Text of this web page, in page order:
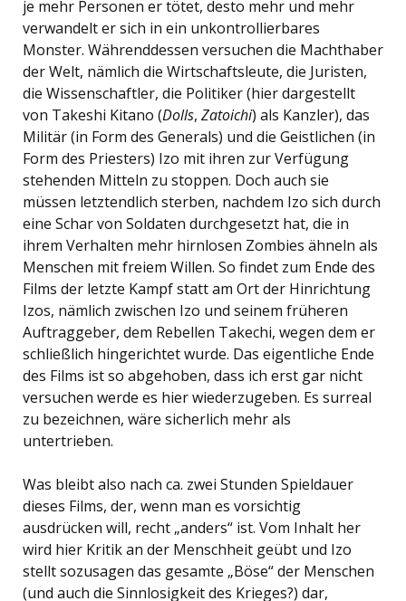
je mehr Personen er tötet, desto mehr und mehr
verwandelt er sich in ein unkontrollierbares
Monster. Währenddessen versuchen die Machthaber
der Welt, nämlich die Wirtschaftsleute, die Juristen,
die Wissenschaftler, die Politiker (hier dargestellt
von Takeshi Kitano (Dolls, Zatoichi) als Kanzler), das
Militär (in Form des Generals) und die Geistlichen (in
Form des Priesters) Izo mit ihren zur Verfügung
stehenden Mitteln zu stoppen. Doch auch sie
müssen letztendlich sterben, nachdem Izo sich durch
eine Schar von Soldaten durchgesetzt hat, die in
ihrem Verhalten mehr hirnlosen Zombies ähneln als
Menschen mit freiem Willen. So findet zum Ende des
Films der letzte Kampf statt am Ort der Hinrichtung
Izos, nämlich zwischen Izo und seinem früheren
Auftraggeber, dem Rebellen Takechi, wegen dem er
schließlich hingerichtet wurde. Das eigentliche Ende
des Films ist so abgehoben, dass ich erst gar nicht
versuchen werde es hier wiederzugeben. Es surreal
zu bezeichnen, wäre sicherlich mehr als
untertrieben.
Was bleibt also nach ca. zwei Stunden Spieldauer
dieses Films, der, wenn man es vorsichtig
ausdrücken will, recht „anders“ ist. Vom Inhalt her
wird hier Kritik an der Menschheit geübt und Izo
stellt sozusagen das gesamte „Böse“ der Menschen
(und auch die Sinnlosigkeit des Krieges?) dar,